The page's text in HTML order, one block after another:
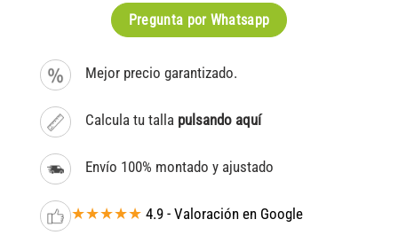
Pregunta por Whatsapp
Mejor precio garantizado.
Calcula tu talla pulsando aquí
Envío 100% montado y ajustado
★★★★★ 4.9 - Valoración en Google